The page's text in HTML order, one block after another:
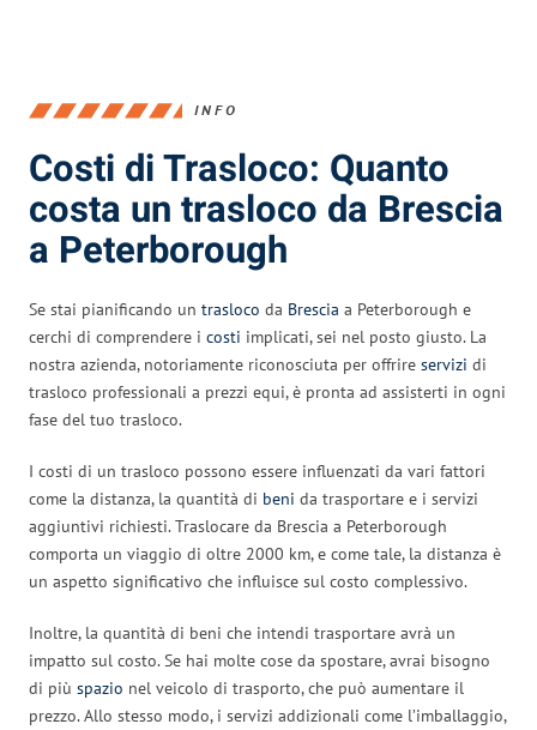
INFO
Costi di Trasloco: Quanto
costa un trasloco da Brescia
a Peterborough
Se stai pianificando un trasloco da Brescia a Peterborough e
cerchi di comprendere i costi implicati, sei nel posto giusto. La
nostra azienda, notoriamente riconosciuta per offrire servizi di
trasloco professionali a prezzi equi, è pronta ad assisterti in ogni
fase del tuo trasloco.
I costi di un trasloco possono essere influenzati da vari fattori
come la distanza, la quantità di beni da trasportare e i servizi
aggiuntivi richiesti. Traslocare da Brescia a Peterborough
comporta un viaggio di oltre 2000 km, e come tale, la distanza è
un aspetto significativo che influisce sul costo complessivo.
Inoltre, la quantità di beni che intendi trasportare avrà un
impatto sul costo. Se hai molte cose da spostare, avrai bisogno
di più spazio nel veicolo di trasporto, che può aumentare il
prezzo. Allo stesso modo, i servizi addizionali come l’imballaggio,